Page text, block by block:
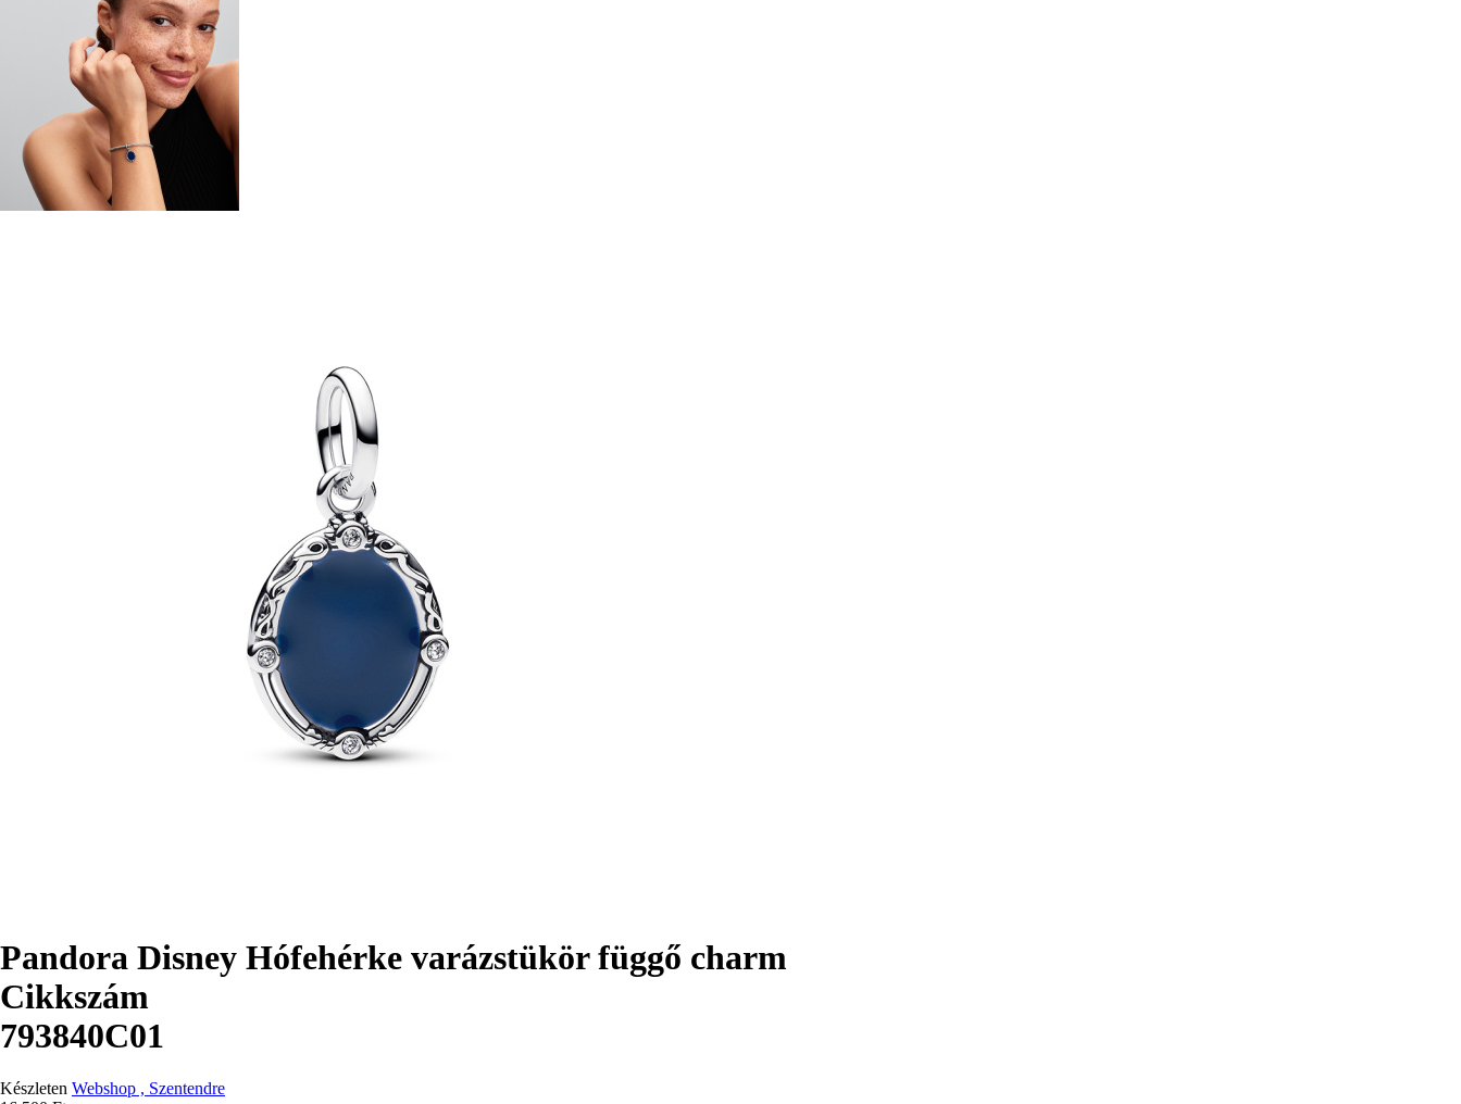
Pandora Disney Hófehérke varázstükör függő charm
Cikkszám
793840C01
Készleten Webshop , Szentendre